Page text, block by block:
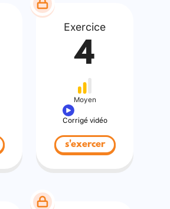
Exercice
4
Moyen
Corrigé vidéo
s'exercer